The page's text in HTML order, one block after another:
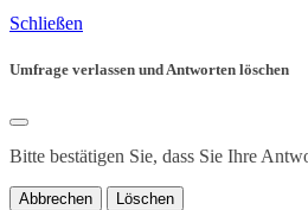
Schließen
Umfrage verlassen und Antworten löschen
Bitte bestätigen Sie, dass Sie Ihre
Abbrechen Löschen